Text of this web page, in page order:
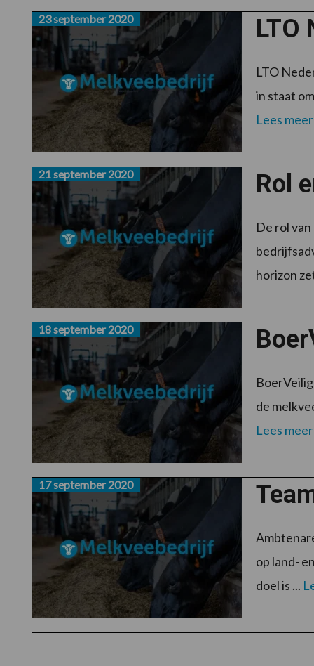
LTO
23 september 2020
LTO
in staat
Lees meer
Rol
21 september 2020
De rol
horizon
18 september 2020
de
Lees meer
17 september 2020
op land-
doel is ...